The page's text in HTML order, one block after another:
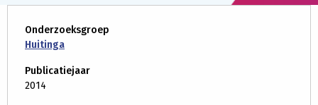
Onderzoeksgroep
Huitinga
Publicatiejaar
2014